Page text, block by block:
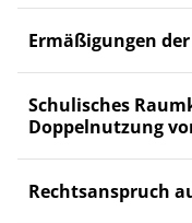
Ermäßigungen
Schulisches
Doppelnutzung
Rechtsanspruch